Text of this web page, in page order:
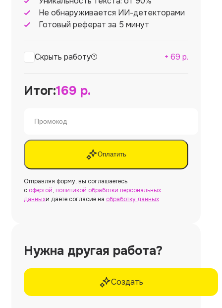
Не обнаруживается ИИ-детекторами
Готовый реферат за 5 минут
Скрыть работу + 69 р.
Итог:169 р.
Оплатить
Отправляя форму, вы соглашаетесь
с офертой, политикой обработки персональных
данныхи даёте согласие на обработку данных
Нужна другая работа?
Создать